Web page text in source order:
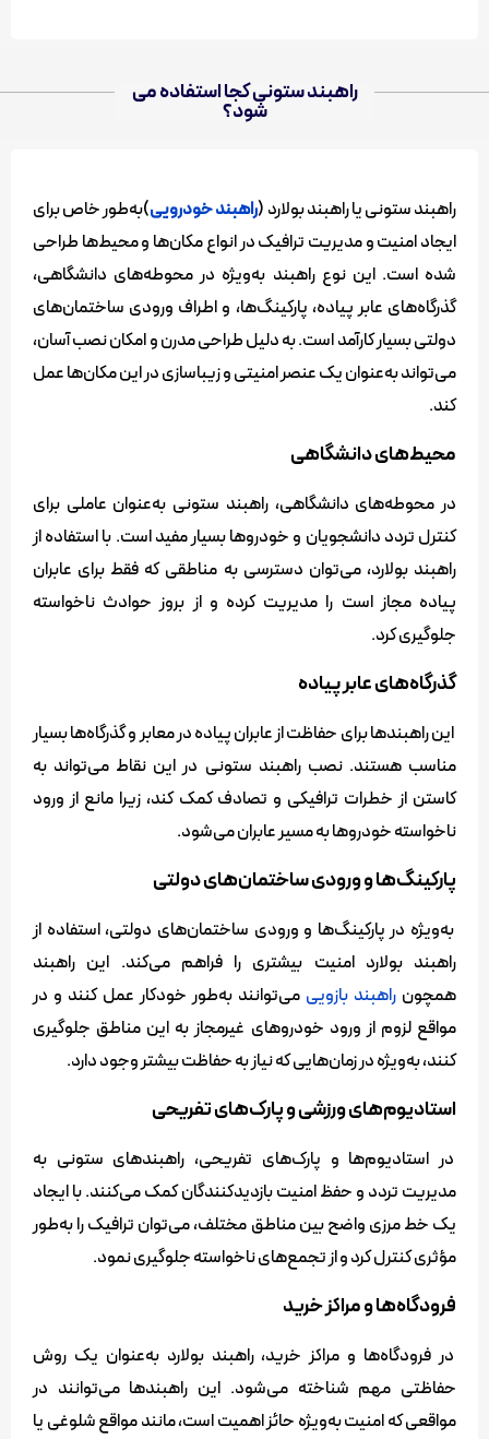
راهبند ستونی کجا استفاده می
شود؟
موارد کاربرد راه بند ستونی - راهبند استوانه ای
راهبند ستونی یا راهبند بولارد (راهبند خودرویی)به‌طور خاص برای
ایجاد امنیت و مدیریت ترافیک در انواع مکان‌ها و محیط‌ها طراحی
شده است. این نوع راهبند به‌ویژه در محوطه‌های دانشگاهی،
گذرگاه‌های عابر پیاده، پارکینگ‌ها، و اطراف ورودی ساختمان‌های
دولتی بسیار کارآمد است. به دلیل طراحی مدرن و امکان نصب آسان،
می‌تواند به‌عنوان یک عنصر امنیتی و زیباسازی در این مکان‌ها عمل
کند.
محیط‌های دانشگاهی
در محوطه‌های دانشگاهی، راهبند ستونی به‌عنوان عاملی برای
کنترل تردد دانشجویان و خودروها بسیار مفید است. با استفاده از
راهبند بولارد، می‌توان دسترسی به مناطقی که فقط برای عابران
پیاده مجاز است را مدیریت کرده و از بروز حوادث ناخواسته
جلوگیری کرد.
گذرگاه‌های عابر پیاده
این راهبندها برای حفاظت از عابران پیاده در معابر و گذرگاه‌ها بسیار
مناسب هستند. نصب راهبند ستونی در این نقاط می‌تواند به
کاستن از خطرات ترافیکی و تصادف کمک کند، زیرا مانع از ورود
ناخواسته خودروها به مسیر عابران می‌شود.
پارکینگ‌ها و ورودی ساختمان‌های دولتی
به‌ویژه در پارکینگ‌ها و ورودی ساختمان‌های دولتی، استفاده از
راهبند بولارد امنیت بیشتری را فراهم می‌کند. این راهبند
همچون راهبند بازویی می‌توانند به‌طور خودکار عمل کنند و در
مواقع لزوم از ورود خودروهای غیرمجاز به این مناطق جلوگیری
کنند، به‌ویژه در زمان‌هایی که نیاز به حفاظت بیشتر وجود دارد.
استادیوم‌های ورزشی و پارک‌های تفریحی
در استادیوم‌ها و پارک‌های تفریحی، راهبندهای ستونی به
مدیریت تردد و حفظ امنیت بازدیدکنندگان کمک می‌کنند. با ایجاد
یک خط مرزی واضح بین مناطق مختلف، می‌توان ترافیک را به‌طور
مؤثری کنترل کرد و از تجمع‌های ناخواسته جلوگیری نمود.
فرودگاه‌ها و مراکز خرید
در فرودگاه‌ها و مراکز خرید، راهبند بولارد به‌عنوان یک روش
حفاظتی مهم شناخته می‌شود. این راهبندها می‌توانند در
مواقعی که امنیت به‌ویژه حائز اهمیت است، مانند مواقع شلوغی یا